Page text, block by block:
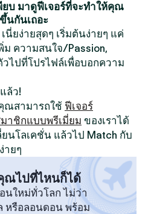
ยบ มาดูฟีเจอร์ที่จะทำให้คุณ
นกันเถอะ
นี่ยง่ายสุดๆ เริ่มต้นง่ายๆ แค่
ม ความสนใจ/Passion,
ไปที่โปรไฟล์เพื่อบอกความ
แล้ว!
ณสามารถใช้ ฟีเจอร์
าชิกแบบพรีเมี่ยม ของเราได้
นโลเคชั่น แล้วไป Match กับ
ายๆ
ณไปที่ไหนก็ได้
นใหม่ทั่วโลก ไม่ว่า
หรือลอนดอน พร้อม